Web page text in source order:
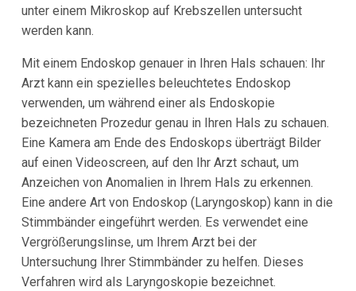
unter einem Mikroskop auf Krebszellen untersucht
werden kann.
Mit einem Endoskop genauer in Ihren Hals schauen: Ihr
Arzt kann ein spezielles beleuchtetes Endoskop
verwenden, um während einer als Endoskopie
bezeichneten Prozedur genau in Ihren Hals zu schauen.
Eine Kamera am Ende des Endoskops überträgt Bilder
auf einen Videoscreen, auf den Ihr Arzt schaut, um
Anzeichen von Anomalien in Ihrem Hals zu erkennen.
Eine andere Art von Endoskop (Laryngoskop) kann in die
Stimmbänder eingeführt werden. Es verwendet eine
Vergrößerungslinse, um Ihrem Arzt bei der
Untersuchung Ihrer Stimmbänder zu helfen. Dieses
Verfahren wird als Laryngoskopie bezeichnet.